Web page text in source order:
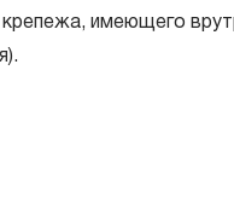
имеющего